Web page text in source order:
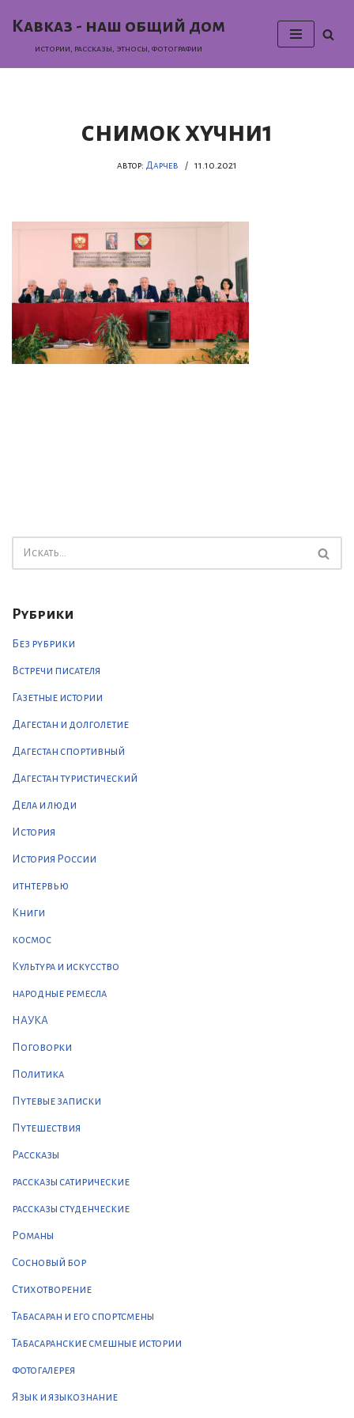
Кавказ - наш общий дом
истории, раcсказы, этносы, фотографии
снимок хучни1
автор: Дарчев 11.10.2021
Рубрики
Без рубрики
Встречи писателя
Газетные истории
Дагестан и долголетие
Дагестан спортивный
Дагестан туристический
Дела и люди
История
История России
итнтервью
Книги
космос
Культура и искусство
народные ремесла
НАУКА
Поговорки
Политика
Путевые записки
Путешествия
Рассказы
рассказы сатирические
рассказы студенческие
Романы
Сосновый бор
Стихотворение
Табасаран и его спортсмены
Табасаранские смешные истории
фотогалерея
Язык и языкознание